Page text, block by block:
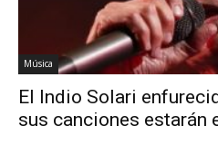
Música
El Indio Solari
sus canciones estarán